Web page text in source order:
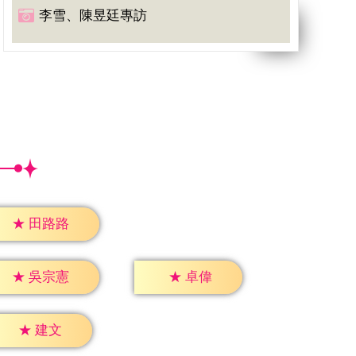
李雪、陳昱廷專訪
★ 田路路
★ 吳宗憲 ★ 卓偉
★ 建文